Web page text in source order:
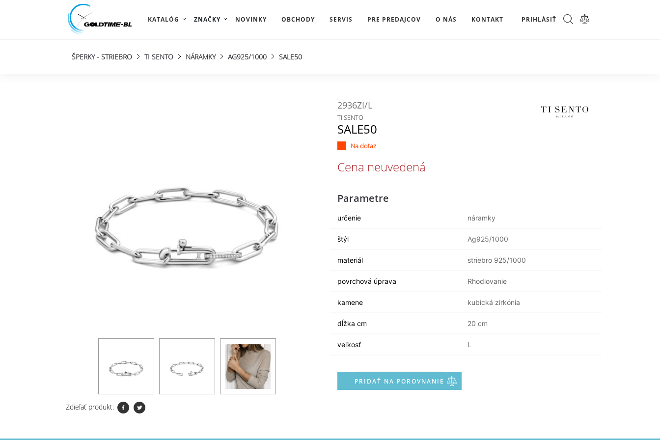
KATALÓG ZNAČKY NOVINKY OBCHODY SERVIS PRE PREDAJCOV O NÁS KONTAKT PRIHLÁSIŤ
ŠPERKY - STRIEBRO TI SENTO NÁRAMKY AG925/1000 SALE50
Zdieľať produkt:
2936ZI/L
TI SENTO
SALE50
Na dotaz
Cena neuvedená
Parametre
určenie náramky
štýl Ag925/1000
materiál striebro 925/1000
povrchová úprava Rhodiovanie
kamene kubická zirkónia
dĺžka cm 20 cm
veľkosť L
PRIDAŤ NA POROVNANIE